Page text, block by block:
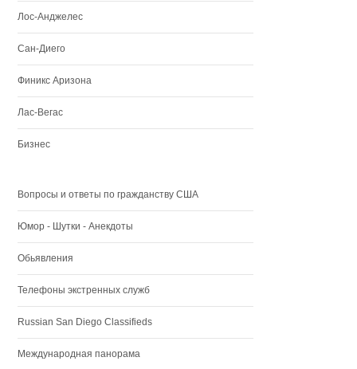
Лос-Анджелес
Сан-Диего
Финикс Аризона
Лас-Вегас
Бизнес
Вопросы и ответы по гражданству США
Юмор - Шутки - Анекдоты
Обьявления
Телефоны экстренных служб
Russian San Diego Classifieds
Международная панорама